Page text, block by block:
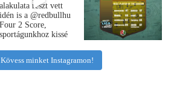
Kövess minket Instagramon!